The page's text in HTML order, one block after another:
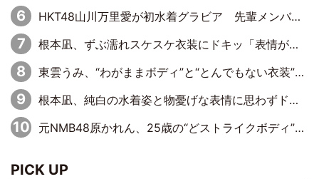
HKT48山川万里愛が初水着グラビア 先輩メンバーも思わず“ガン見”した新たな魅力
根本凪、ずぶ濡れスケスケ衣装にドキッ「表情が良過ぎる」「ねもちゃんの眼差しにドキドキが止まらない」
東雲うみ、“わがままボディ”と“とんでもない衣装”で誘惑「パーフェクトなスタイル」「くびれがステキ」「やみつきになるボディ」
根本凪、純白の水着姿と物憂げな表情に思わずドキドキ…「ステキなお写真」「透明感がスゴい」
元NMB48原かれん、25歳の“どストライクボディ”をバリで解禁 169cmモデル体形で挑む初の本格グラビア
PICK UP